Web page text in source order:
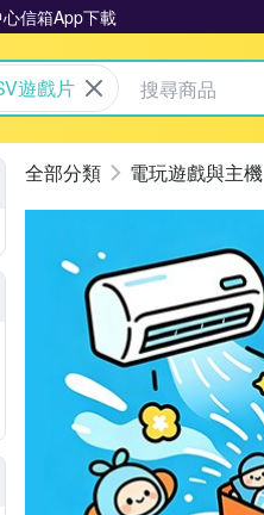
信箱App下載
拍賣
遊戲片
電玩遊戲與主機